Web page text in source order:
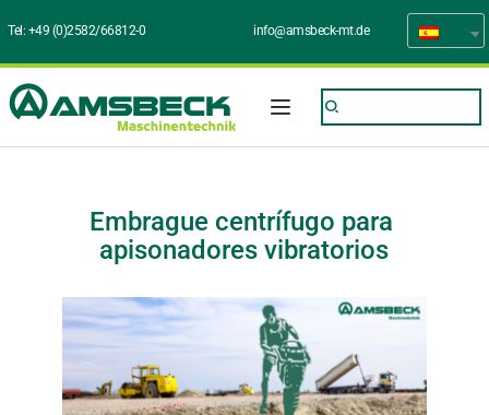
Tel: +49 (0)2582/66812-0 info@amsbeck-mt.de
Embrague centrífugo para
apisonadores vibratorios